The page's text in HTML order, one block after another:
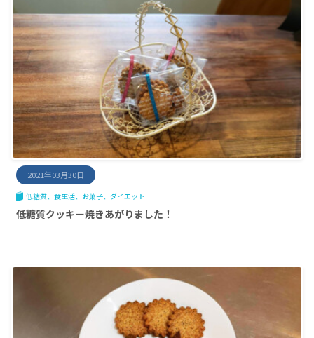
2021年03月30日
低糖質 食生活 お菓子 ダイエット
低糖質クッキー焼きあがりました！